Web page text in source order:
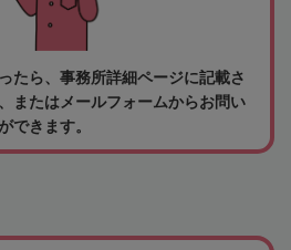
たら、事務所詳細ページに記載さ
またはメールフォームからお問い
できます。